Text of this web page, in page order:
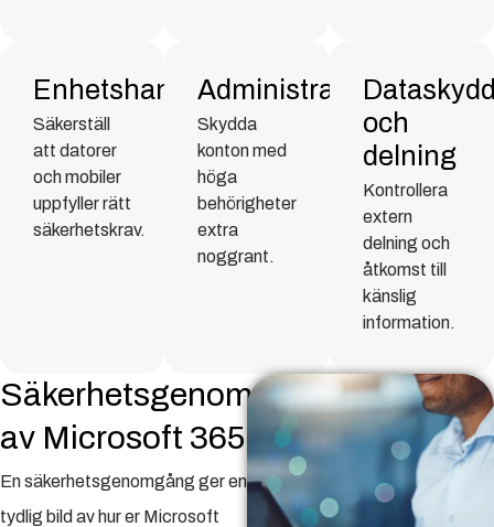
Enhetshantering
Säkerställ
att datorer
och mobiler
uppfyller rätt
säkerhetskrav.
Administratörskonton
Skydda
konton med
höga
behörigheter
extra
noggrant.
och
delning
Kontrollera
extern
delning och
åtkomst till
känslig
information.
Säkerhetsgenomgång
av Microsoft 365
En säkerhetsgenomgång ger en
tydlig bild av hur er Microsoft